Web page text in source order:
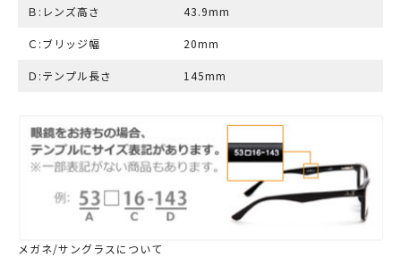
Ｂ:レンズ高さ 43.9mm
Ｃ:ブリッジ幅 20mm
Ｄ:テンプル長さ 145mm
メガネ/サングラスについて